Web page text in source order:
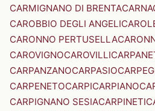
CARMIGNANO DI BRENTA
CAROBBIO DEGLI ANGELI
CARONNO PERTUSELLA
CAROVIGNOCAROVILLI
CARPANZANOCARPASIO
CARPENETOCARPICARPIANO
CARPIGNANO SESIACARPINETI